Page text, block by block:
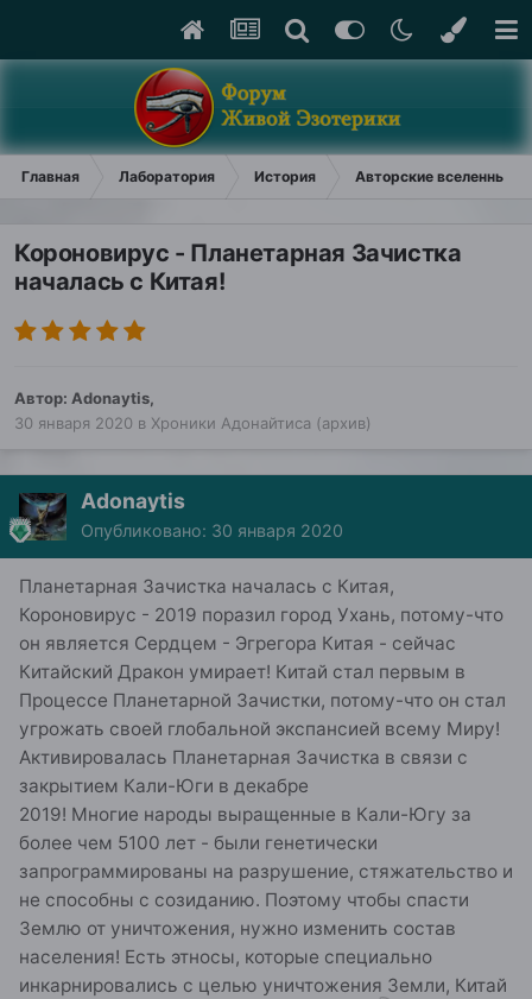
Главная Лаборатория История Авторские вселенные
Короновирус - Планетарная Зачистка
началась с Китая!
Автор: Adonaytis,
30 января 2020 в Хроники Адонайтиса (архив)
Adonaytis
Опубликовано: 30 января 2020
Планетарная Зачистка началась с Китая,
Короновирус - 2019 поразил город Ухань, потому-что
он является Сердцем - Эгрегора Китая - сейчас
Китайский Дракон умирает! Китай стал первым в
Процессе Планетарной Зачистки, потому-что он стал
угрожать своей глобальной экспансией всему Миру!
Активировалась Планетарная Зачистка в связи с
закрытием Кали-Юги в декабре
2019! Многие народы выращенные в Кали-Югу за
более чем 5100 лет - были генетически
запрограммированы на разрушение, стяжательство и
не способны с созиданию. Поэтому чтобы спасти
Землю от уничтожения, нужно изменить состав
населения! Есть этносы, которые специально
инкарнировались с целью уничтожения Земли, Китай